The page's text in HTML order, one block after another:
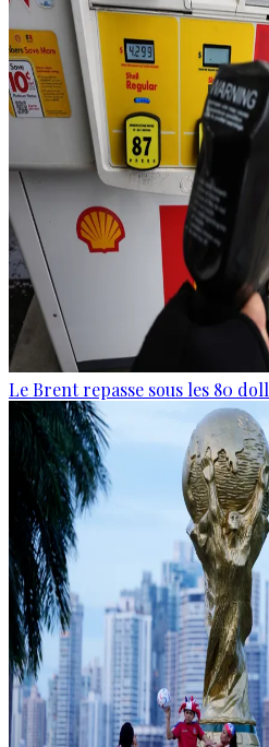
Le Brent repasse sous les 80